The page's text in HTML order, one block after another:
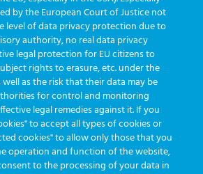
rastreabilidade RDC
tecnologia tomada de decisão
Digital tubos usabilidade
by the European Court of Justice not
level of data privacy protection due to
authority, no real data privacy
legal protection for EU citizens to
rights to erasure, etc. under the
well as the risk that their data may be
for control and monitoring
legal remedies against it. If you
to accept all types of cookies or
cookies" to allow only those that you
operation and function of the website,
to the processing of your data in